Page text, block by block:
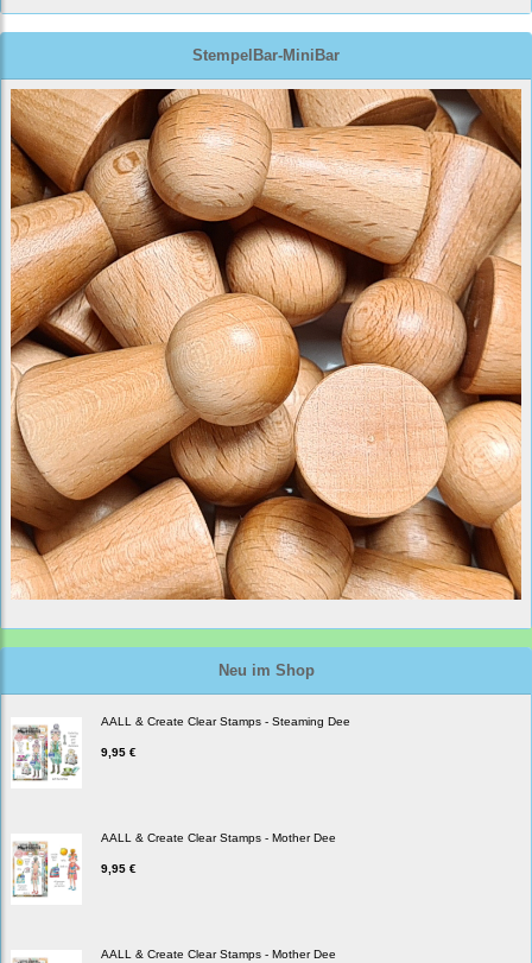
StempelBar-MiniBar
Neu im Shop
AALL & Create Clear Stamps - Steaming Dee
9,95 €
AALL & Create Clear Stamps - Mother Dee
9,95 €
AALL & Create Clear Stamps - Mother Dee